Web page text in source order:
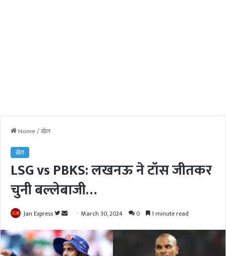
Home/खेल
खेल
LSG vs PBKS: लखनऊ ने टॉस जीतकर
चुनी बल्लेबाजी…
Jan Express
F
l
l
n
d
March 30, 2024 0 1 minute read